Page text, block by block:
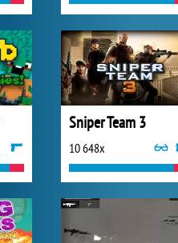
Sniper Team 3
10 648x